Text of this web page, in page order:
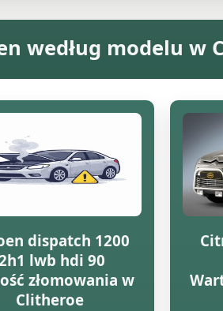
według modelu w
dispatch 1200
lwb hdi 90
złomowania w
Clitheroe